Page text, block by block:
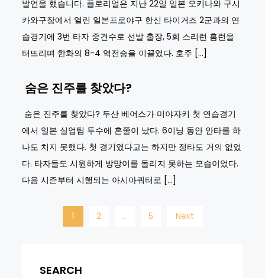
발언을 했습니다. 플로리얼은 지난 22일 일본 오키나와 구시
카와구장에서 열린 일본프로야구 한신 타이거즈 2군과의 연
습경기에 3번 타자 중견수로 선발 출장, 5회 스리런 홈런을
터뜨리며 한화의 8-4 역전승을 이끌었다. 호주 […]
숨은 진주를 찾았다?
숨은 진주를 찾았다? 두산 베어스가 미야자키 첫 연습경기
에서 일본 실업팀 투수에 혼쭐이 났다. 6이닝 동안 안타를 하
나도 치지 못했다. 첫 경기였다고는 하지만 정타도 거의 없었
다. 타자들도 시원하게 방망이를 돌리지 못하는 모습이었다.
다음 시즌부터 시행되는 아시아쿼터로 […]
Posts
1 2 … 5 Next
SEARCH